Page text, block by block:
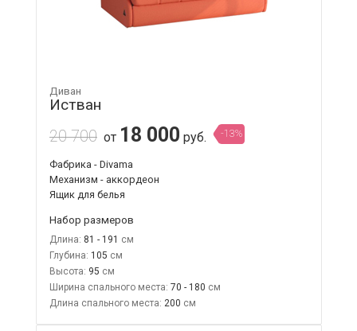
Диван
Истван
20 700 от 18 000 руб. -13%
Фабрика - Divama
Механизм - аккордеон
Ящик для белья
Набор размеров
Длина: 81 - 191
Глубина: 105
Высота: 95
Ширина спального места: 70 - 180
Длина спального места: 200